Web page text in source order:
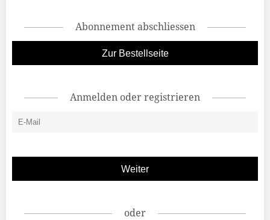
Abonnement abschliessen
Zur Bestellseite
Anmelden oder registrieren
oder